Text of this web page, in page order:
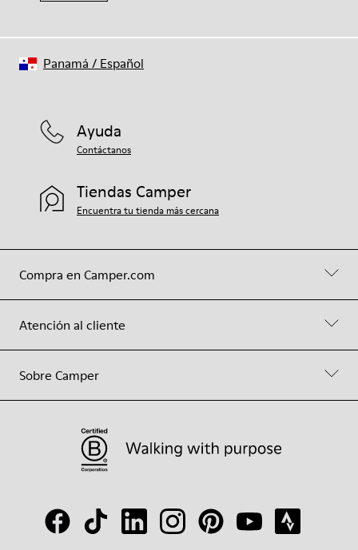
Compra en Camper.com
Atención al cliente
Sobre Camper
Ayuda
Contáctanos
Tiendas Camper
Encuentra tu tienda más cercana
Panamá / Español